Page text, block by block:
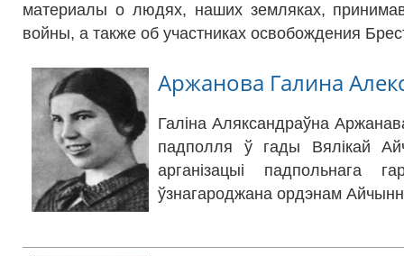
материалы о людях, наших земляках,
войны, а также об участниках освобождения
Аржанова Галина
Галіна Аляксандраўна
падполля ў гады Вялікай
арганізацыі падпольнага
ўзнагароджана ордэнам